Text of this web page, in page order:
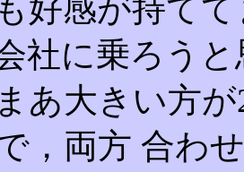
好感が持て
社に乗ろうと
あ大きい方が
，両方 合わ